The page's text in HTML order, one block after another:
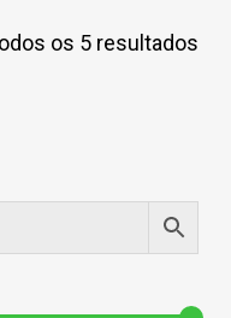
os 5 resultados